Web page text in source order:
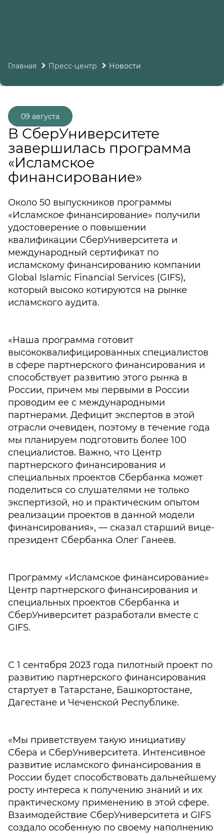
Главная Пресс-центр Новости
В СберУниверситете
завершилась программа
«Исламское
финансирование»
09 августа
Около 50 выпускников программы
«Исламское финансирование» получили
удостоверение о повышении
квалификации СберУниверситета и
международный сертификат по
исламскому финансированию компании
Global Islamic Financial Services (GIFS),
который высоко котируются на рынке
исламского аудита.
«Наша программа готовит
высококвалифицированных специалистов
в сфере партнерского финансирования и
способствует развитию этого рынка в
России, причем мы первыми в России
проводим ее с международными
партнерами. Дефицит экспертов в этой
отрасли очевиден, поэтому в течение года
мы планируем подготовить более 100
специалистов. Важно, что Центр
партнерского финансирования и
специальных проектов Сбербанка может
поделиться со слушателями не только
экспертизой, но и практическим опытом
реализации проектов в данной модели
финансирования», — сказал старший вице-
президент Сбербанка Олег Ганеев.
Программу «Исламское финансирование»
Центр партнерского финансирования и
специальных проектов Сбербанка и
СберУниверситет разработали вместе с
GIFS.
С 1 сентября 2023 года пилотный проект по
развитию партнерского финансирования
стартует в Татарстане, Башкортостане,
Дагестане и Чеченской Республике.
«Мы приветствуем такую инициативу
Сбера и СберУниверситета. Интенсивное
развитие исламского финансирования в
России будет способствовать дальнейшему
росту интереса к получению знаний и их
практическому применению в этой сфере.
Взаимодействие СберУниверситета и GIFS
создало особенную по своему наполнению